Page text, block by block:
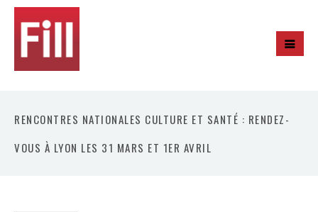
RENCONTRES NATIONALES CULTURE ET SANTÉ : RENDEZ-
VOUS À LYON LES 31 MARS ET 1ER AVRIL